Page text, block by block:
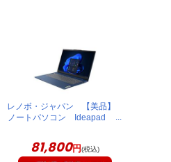
レノボ・ジャパン 【美品】
ノートパソコン Ideapad
83ER00EDJP
81,800円(税込)